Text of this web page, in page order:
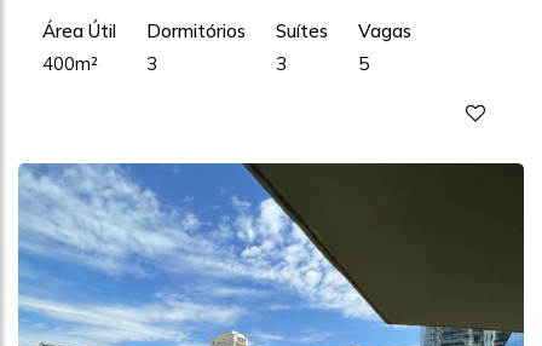
Área Útil
400m²
Dormitórios
3
Suítes
3
Vagas
5